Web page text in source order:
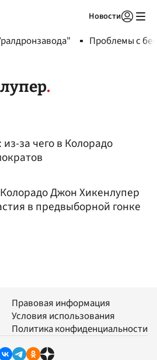
Новости
Проблемы с
за чего в Колорадо
Джон Хикенлупер
в предвыборной гонке
Правовая информация
Условия использования
Политика конфиденциальности